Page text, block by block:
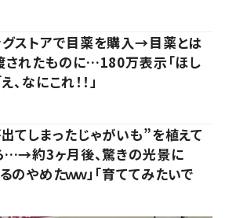
グストアで目薬を購入→目薬とは
されたものに…180万表示「ほし
え、なにこれ！！」
てしまったじゃがいも”を植えて
…→約3ヶ月後、驚きの光景に
のやめたｗｗ」「育ててみたいで